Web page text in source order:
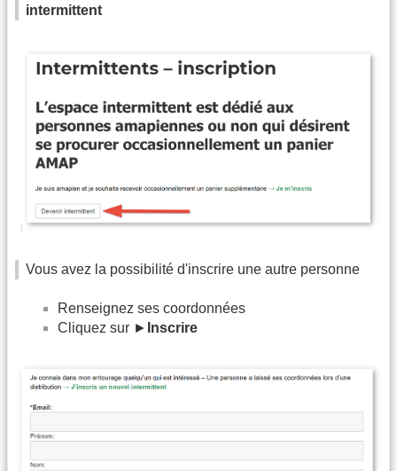
intermittent
Vous avez la possibilité d'inscrire une autre personne
Renseignez ses coordonnées
Cliquez sur ► Inscrire